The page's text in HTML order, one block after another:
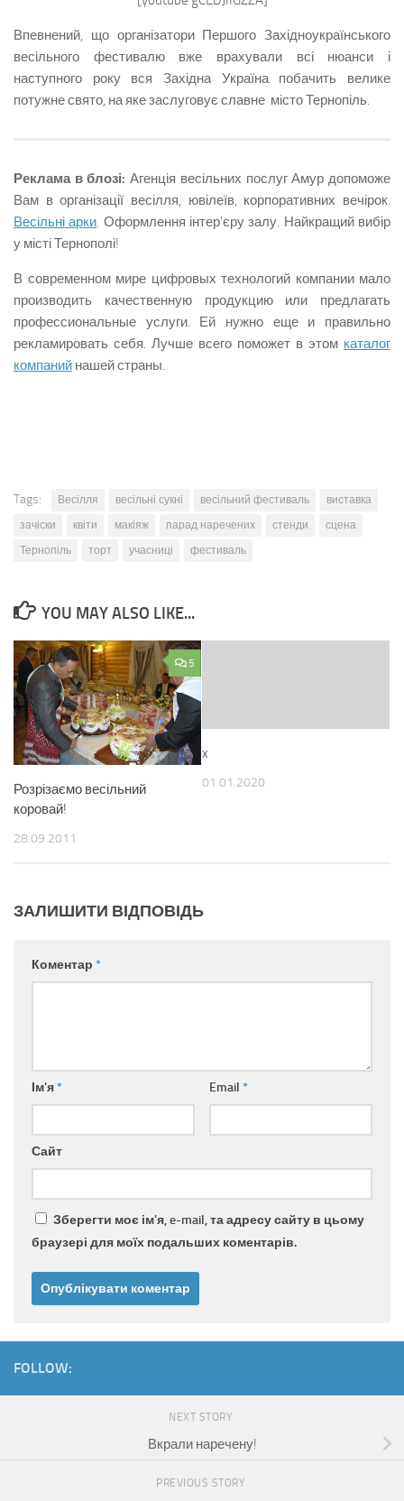
Впевнений, що організатори Першого Західноукраїнського
весільного фестивалю вже врахували всі нюанси і
наступного року вся Західна Україна побачить велике
потужне свято, на яке заслуговує славне місто Тернопіль.
Реклама в блозі: Агенція весільних послуг Амур допоможе
Вам в організації весілля, ювілеїв, корпоративних вечірок.
Весільні арки. Оформлення інтер’єру залу. Найкращий вибір
у місті Тернополі!
В современном мире цифровых технологий компании мало
производить качественную продукцию или предлагать
профессиональные услуги. Ей нужно еще и правильно
рекламировать себя. Лучше всего поможет в этом каталог
компаний нашей страны.
Tags: Весілля весільні сукні весільний фестиваль
виставка
зачіски
квіти макіяж парад наречених стенди
сцена
Тернопіль
торт учасниці фестиваль
YOU MAY ALSO LIKE...
5
Розрізаємо весільний
коровай!
28.09.2011
x
01.01.2020
ЗАЛИШИТИ ВІДПОВІДЬ
Коментар *
Ім'я* Email *
Сайт
Зберегти моє ім'я, e-mail, та адресу сайту в цьому
браузері для моїх подальших коментарів.
FOLLOW:
NEXT STORY
Вкрали наречену!
PREVIOUS STORY